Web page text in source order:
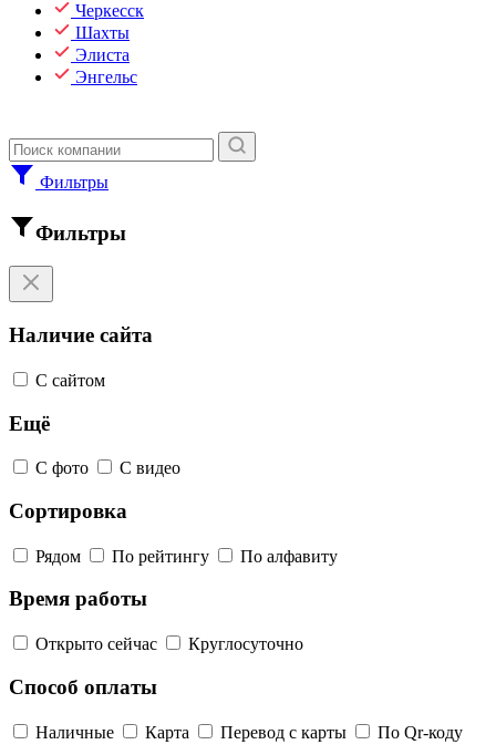
Черкесск
Шахты
Элиста
Энгельс
Фильтры
Фильтры
Наличие сайта
С сайтом
Ещё
С фото С видео
Сортировка
Рядом По рейтингу По алфавиту
Время работы
Открыто сейчас Круглосуточно
Способ оплаты
Наличные Карта Перевод с карты По Qr-коду